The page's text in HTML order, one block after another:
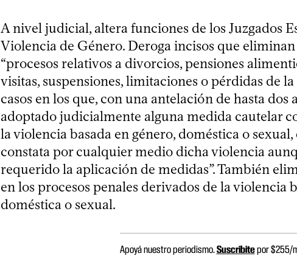
A nivel judicial, altera funciones de los Juzgados
Violencia de Género. Deroga incisos que
“procesos relativos a divorcios, pensiones
visitas, suspensiones, limitaciones o pérdidas de
casos en los que, con una antelación de hasta dos
adoptado judicialmente alguna medida cautelar
la violencia basada en género, doméstica o sexual,
constata por cualquier medio dicha violencia
requerido la aplicación de medidas”. También
en los procesos penales derivados de la violencia
doméstica o sexual.
Apoyá nuestro periodismo.Suscribitepor $255/